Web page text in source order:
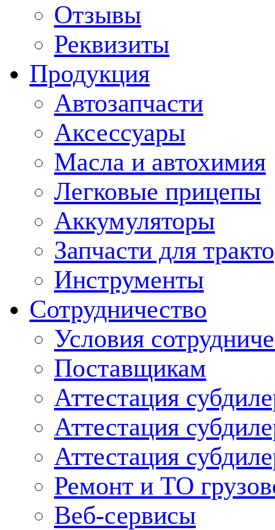
Отзывы
Реквизиты
Продукция
Автозапчасти
Аксессуары
Масла и автохимия
Легковые прицепы
Аккумуляторы
Запчасти для
Инструменты
Сотрудничество
Условия
Поставщикам
Аттестация
Аттестация
Аттестация
Ремонт и ТО
Веб-сервисы